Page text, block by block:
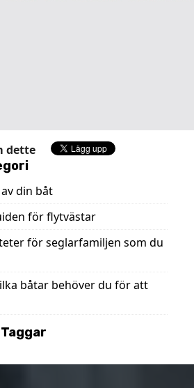
dette
din båt
för flytvästar
för seglarfamiljen som du
båtar behöver du för att